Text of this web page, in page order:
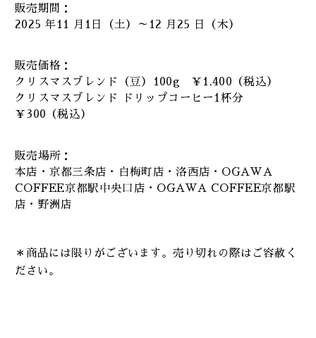
販売期間：
2025 年11 月1日（土）～12 月25 日（木）
販売価格：
クリスマスブレンド（豆）100g ￥1,400（税込）
クリスマスブレンド ドリップコーヒー1杯分
￥300（税込）
販売場所：
本店・京都三条店・白梅町店・洛西店・OGAWA
COFFEE京都駅中央口店・OGAWA COFFEE京都駅
店・野洲店
＊商品には限りがございます。売り切れの際はご容赦く
ださい。